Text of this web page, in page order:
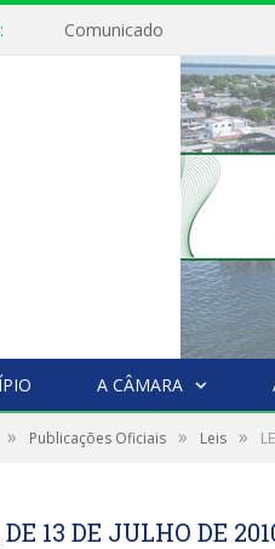
Comunicado
A CÂMARA
» Publicações Oficiais » Leis »
DE 13 DE JULHO DE